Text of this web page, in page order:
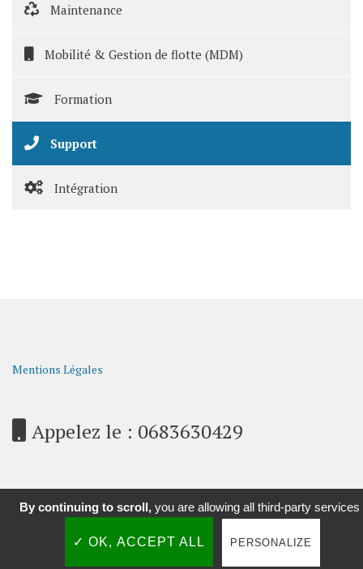
Maintenance
Mobilité & Gestion de flotte (MDM)
Formation
Support
Intégration
Mentions Légales
Appelez le : 0683630429
By continuing to scroll, you are allowing all third-party services
✓ OK, ACCEPT ALL PERSONALIZE